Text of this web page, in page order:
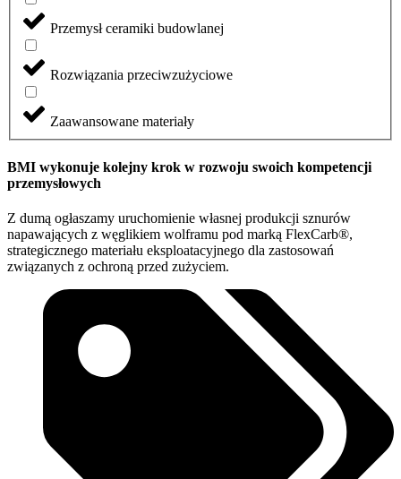
Przemysł ceramiki budowlanej
Rozwiązania przeciwzużyciowe
Zaawansowane materiały
BMI wykonuje kolejny krok w rozwoju swoich kompetencji
przemysłowych
Z dumą ogłaszamy uruchomienie własnej produkcji sznurów
napawających z węglikiem wolframu pod marką FlexCarb®,
strategicznego materiału eksploatacyjnego dla zastosowań
związanych z ochroną przed zużyciem.